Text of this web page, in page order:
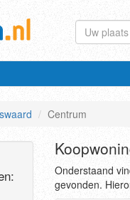
Centrum
Onderstaand
gevonden.